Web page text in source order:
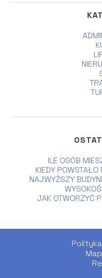
ILE OSÓB
KIEDY
NAJWYŻSZY
JAK OTWORZYĆ